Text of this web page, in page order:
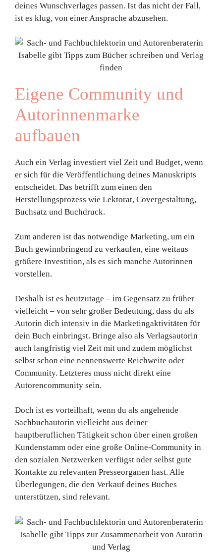
deines Wunschverlages passen. Ist das nicht der Fall,
ist es klug, von einer Ansprache abzusehen.
Eigene Community und
Autorinnenmarke
aufbauen
Auch ein Verlag investiert viel Zeit und Budget, wenn
er sich für die Veröffentlichung deines Manuskripts
entscheidet. Das betrifft zum einen den
Herstellungsprozess wie Lektorat, Covergestaltung,
Buchsatz und Buchdruck.
Zum anderen ist das notwendige Marketing, um ein
Buch gewinnbringend zu verkaufen, eine weitaus
größere Investition, als es sich manche Autorinnen
vorstellen.
Deshalb ist es heutzutage – im Gegensatz zu früher
vielleicht – von sehr großer Bedeutung, dass du als
Autorin dich intensiv in die Marketingaktivitäten für
dein Buch einbringst. Bringe also als Verlagsautorin
auch langfristig viel Zeit mit und zudem möglichst
selbst schon eine nennenswerte Reichweite oder
Community. Letzteres muss nicht direkt eine
Autorencommunity sein.
Doch ist es vorteilhaft, wenn du als angehende
Sachbuchautorin vielleicht aus deiner
hauptberuflichen Tätigkeit schon über einen großen
Kundenstamm oder eine große Online-Community in
den sozialen Netzwerken verfügst oder selbst gute
Kontakte zu relevanten Presseorganen hast. Alle
Überlegungen, die den Verkauf deines Buches
unterstützen, sind relevant.